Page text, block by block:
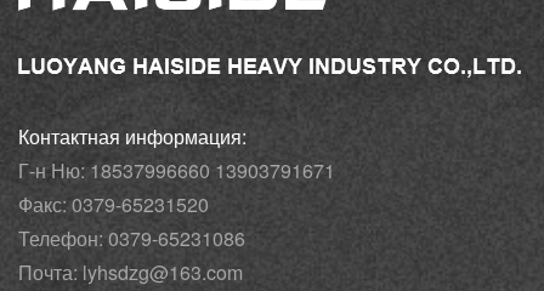
Контактная информация:
Г-н Ню: 18537996660 13903791671
Факс: 0379-65231520
Телефон: 0379-65231086
Почта: lyhsdzg@163.com